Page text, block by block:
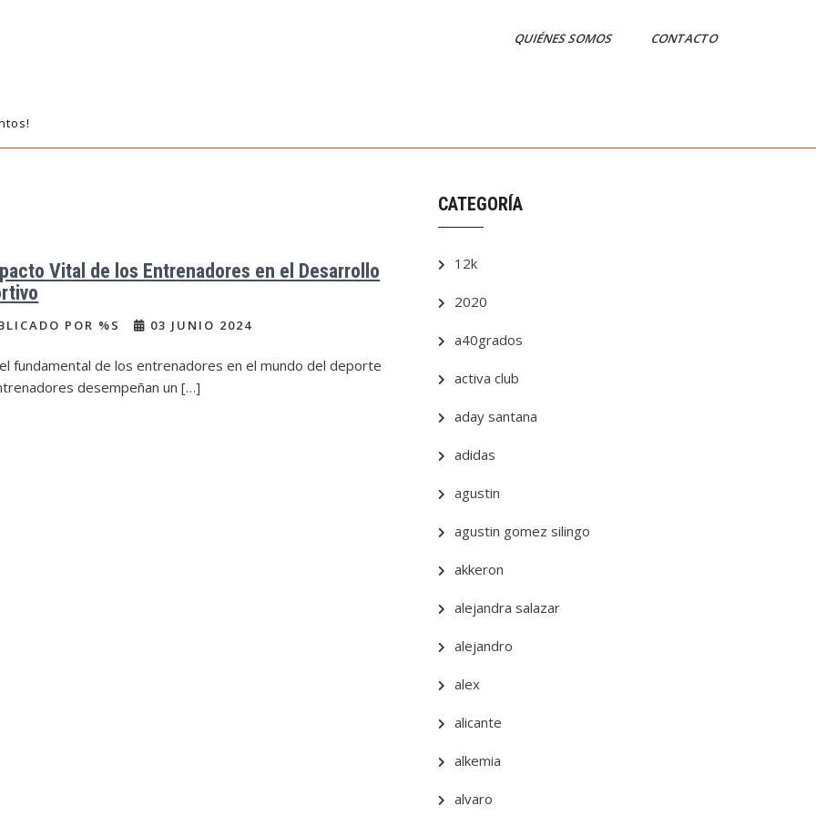
QUIÉNES SOMOS CONTACTO
Vital de los Entrenadores en el Desarrollo
POR %S 03 JUNIO 2024
fundamental de los entrenadores en el mundo del deporte
desempeñan un […]
CATEGORÍA
12k
2020
a40grados
activa club
aday santana
adidas
agustin
agustin gomez silingo
akkeron
alejandra salazar
alejandro
alex
alicante
alkemia
alvaro